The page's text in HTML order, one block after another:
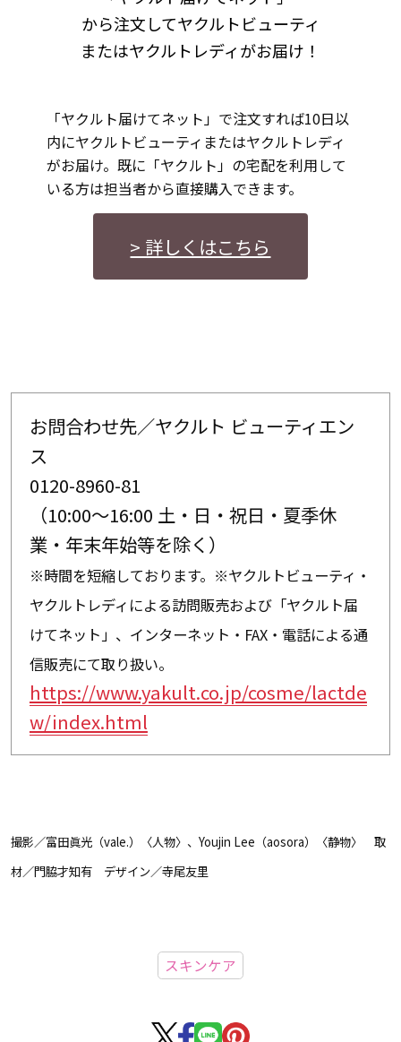
から注文してヤクルトビューティ
またはヤクルトレディがお届け！
「ヤクルト届けてネット」で注文すれば10日以
内にヤクルトビューティまたはヤクルトレディ
がお届け。既に「ヤクルト」の宅配を利用して
いる方は担当者から直接購入できます。
> 詳しくはこちら
お問合わせ先／ヤクルト ビューティエン
ス
0120-8960-81
（10:00～16:00 土・日・祝日・夏季休
業・年末年始等を除く）
※時間を短縮しております。※ヤクルトビューティ・
ヤクルトレディによる訪問販売および「ヤクルト届
けてネット」、インターネット・FAX・電話による通
信販売にて取り扱い。
https://www.yakult.co.jp/cosme/lactde
w/index.html
撮影／富田眞光（vale.）〈人物〉、Youjin Lee（aosora）〈静物〉 取
材／門脇才知有 デザイン／寺尾友里
スキンケア